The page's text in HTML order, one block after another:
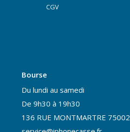
CGV
Bourse
Du lundi au samedi
De 9h30 à 19h30
136 RUE MONTMARTRE 75002